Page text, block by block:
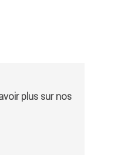
plus sur nos